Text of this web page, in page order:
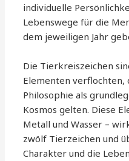
individuelle
Lebenswege für die
dem jeweiligen Jahr
Die Tierkreiszeichen
Elementen verflochten,
Philosophie als
Kosmos gelten. Diese
Metall und Wasser –
zwölf Tierzeichen und
Charakter und die